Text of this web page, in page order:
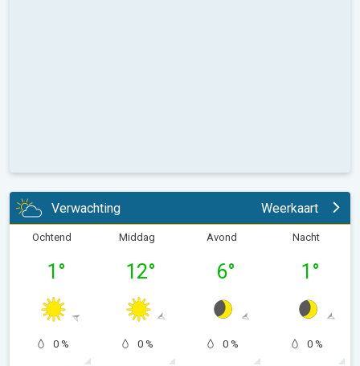
Verwachting Weerkaart
Ochtend
1 °
0 %
Middag
12°
0 %
Avond
6°
0 %
Nacht
1 °
0 %